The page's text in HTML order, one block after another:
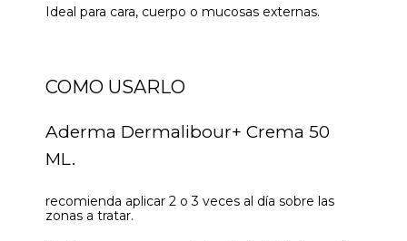
Ideal para cara, cuerpo o mucosas externas.
COMO USARLO
Aderma Dermalibour+ Crema 50
ML.
recomienda aplicar 2 o 3 veces al día sobre las
zonas a tratar.